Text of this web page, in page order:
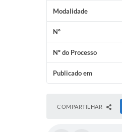
Modalidade
Nº
Nº do Processo
Publicado em
COMPARTILHAR